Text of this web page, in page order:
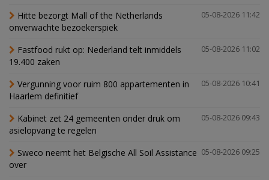
05-08-2026 11:42
Hitte bezorgt Mall of the Netherlands
onverwachte bezoekerspiek
05-08-2026 11:02
Fastfood rukt op: Nederland telt inmiddels
19.400 zaken
05-08-2026 10:41
Vergunning voor ruim 800 appartementen in
Haarlem definitief
05-08-2026 09:43
Kabinet zet 24 gemeenten onder druk om
asielopvang te regelen
05-08-2026 09:25
Sweco neemt het Belgische All Soil Assistance
over